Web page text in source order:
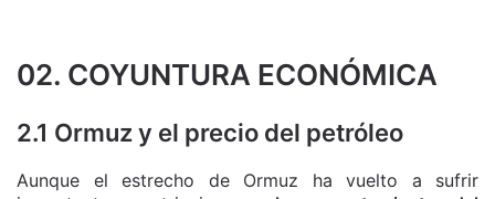
02. COYUNTURA ECONÓMICA
2.1 Ormuz y el precio del petróleo
Aunque el estrecho de Ormuz ha vuelto a sufrir